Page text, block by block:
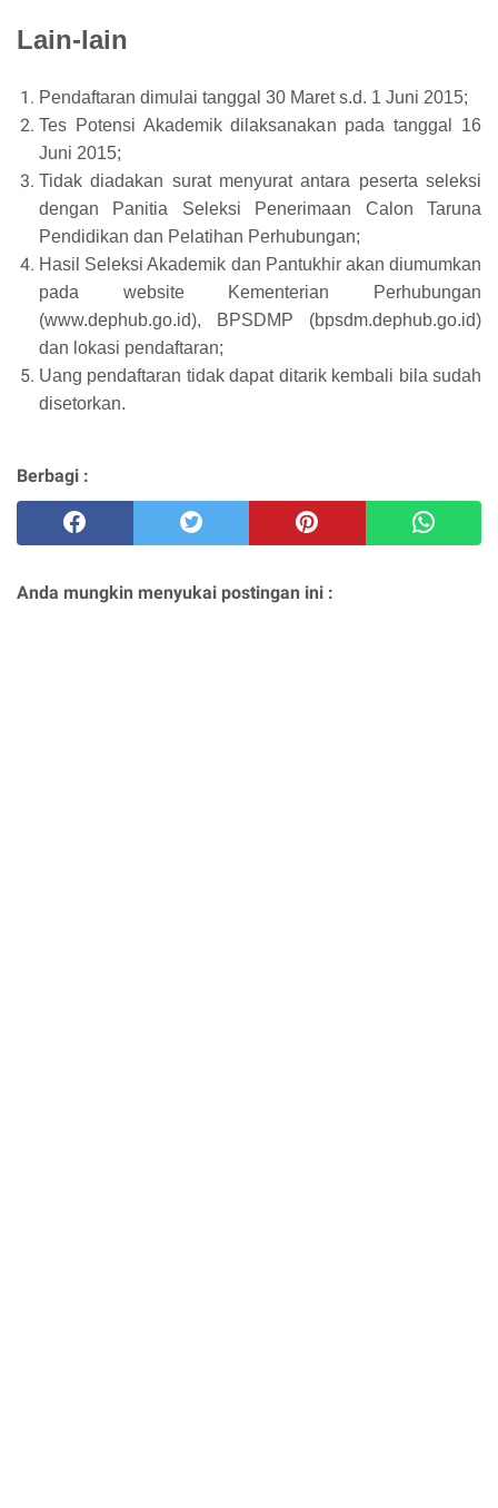
Lain-lain
Pendaftaran dimulai tanggal 30 Maret s.d. 1 Juni 2015;
Tes Potensi Akademik dilaksanakan pada tanggal 16
Juni 2015;
Tidak diadakan surat menyurat antara peserta seleksi
dengan Panitia Seleksi Penerimaan Calon Taruna
Pendidikan dan Pelatihan Perhubungan;
Hasil Seleksi Akademik dan Pantukhir akan diumumkan
pada website Kementerian Perhubungan
(www.dephub.go.id), BPSDMP (bpsdm.dephub.go.id)
dan lokasi pendaftaran;
Uang pendaftaran tidak dapat ditarik kembali bila sudah
disetorkan.
Berbagi :
Anda mungkin menyukai postingan ini :